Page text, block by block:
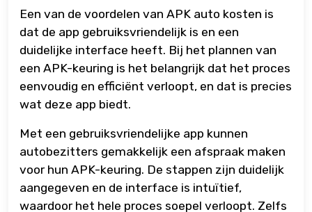
Een van de voordelen van APK auto kosten is
dat de app gebruiksvriendelijk is en een
duidelijke interface heeft. Bij het plannen van
een APK-keuring is het belangrijk dat het proces
eenvoudig en efficiënt verloopt, en dat is precies
wat deze app biedt.
Met een gebruiksvriendelijke app kunnen
autobezitters gemakkelijk een afspraak maken
voor hun APK-keuring. De stappen zijn duidelijk
aangegeven en de interface is intuïtief,
waardoor het hele proces soepel verloopt. Zelfs